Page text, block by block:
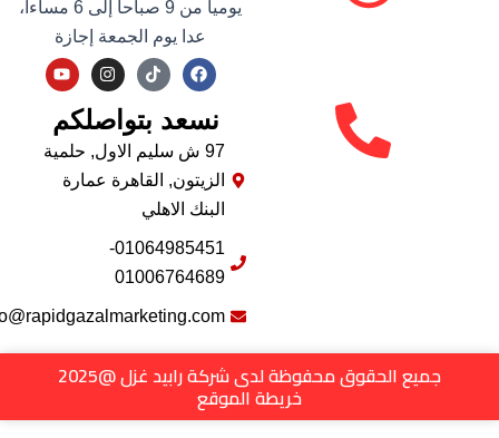
يومياً من 9 صباحاً إلى 6 مساءاً،
عدا يوم الجمعة إجازة
F
a
e
b
o
k
n
a
g
a
Y
o
t
u
b
نسعد بتواصلكم
97 ش سليم الاول, حلمية
الزيتون, القاهرة عمارة
البنك الاهلي
01064985451-
01006764689
جميع الحقوق محفوظة لدى شركة رابيد غزل @2025
خريطة الموقع